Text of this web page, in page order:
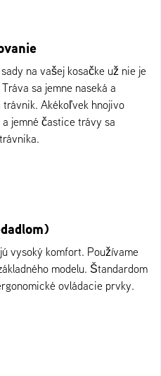
na vašej kosačke už nie je
sa jemne naseká a
Akékoľvek hnojivo
jemné častice trávy sa
vysoký komfort. Používame
modelu. Štandardom
ovládacie prvky.